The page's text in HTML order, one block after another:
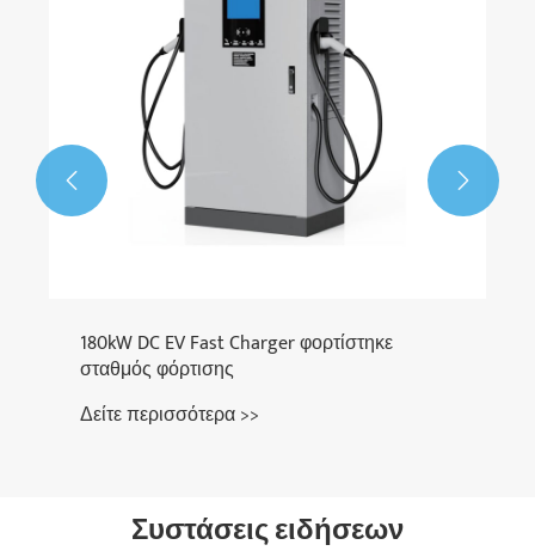
180kW DC EV Fast Charger φορτίστηκε
σταθμός φόρτισης
Δείτε περισσότερα >>
 
Συστάσεις ειδήσεων